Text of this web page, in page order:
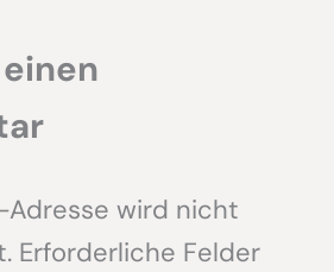
Adresse wird nicht
Erforderliche Felder